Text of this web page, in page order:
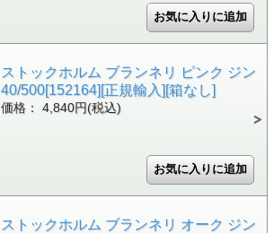
ストックホルム ブランネリ ピンク ジン
40/500[152164][正規輸入][箱なし]
価格： 4,840円(税込)
ストックホルム ブランネリ オーク ジン